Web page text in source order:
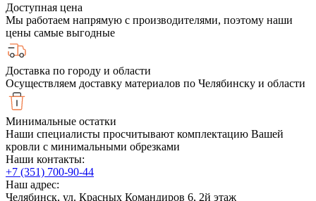
Доступная цена
Мы работаем напрямую с производителями, поэтому наши
цены самые выгодные
Доставка по городу и области
Осуществляем доставку материалов по Челябинску и области
Минимальные остатки
Наши специалисты просчитывают комплектацию Вашей
кровли с минимальными обрезками
Наши контакты:
+7 (351) 700-90-44
Наш адрес:
Челябинск, ул. Красных Командиров 6, 2й этаж